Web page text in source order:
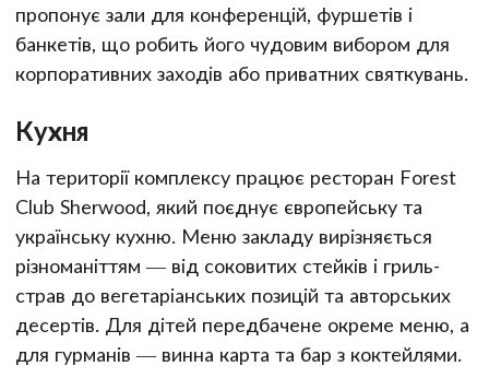
пропонує зали для конференцій, фуршетів і
банкетів, що робить його чудовим вибором для
корпоративних заходів або приватних святкувань.
Кухня
На території комплексу працює ресторан Forest
Club Sherwood, який поєднує європейську та
українську кухню. Меню закладу вирізняється
різноманіттям — від соковитих стейків і гриль-
страв до вегетаріанських позицій та авторських
десертів. Для дітей передбачене окреме меню, а
для гурманів — винна карта та бар з коктейлями.